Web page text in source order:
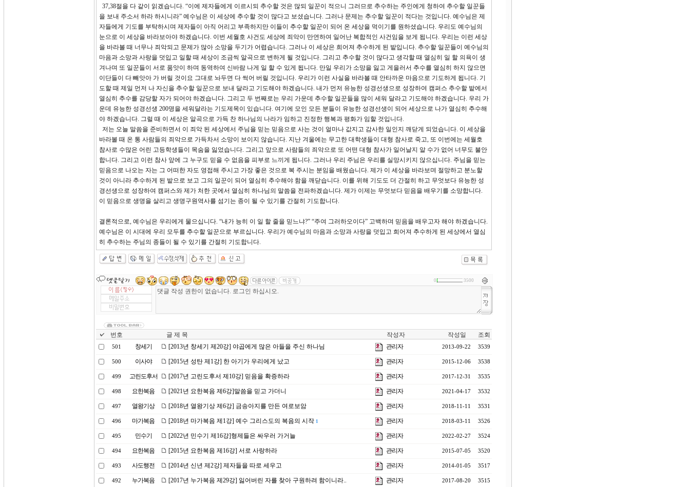
37,38절을 다 같이 읽겠습니다. “이에 제자들에게 이르시되 추수할 것은 많되 일꾼이 적으니 그러므로 추수하는 주인에게 청하여 추수할 일꾼들
을 보내 주소서 하라 하시니라” 예수님은 이 세상에 추수할 것이 많다고 보셨습니다. 그러나 문제는 추수할 일꾼이 적다는 것입니다. 예수님은 제
자들에게 기도를 부탁하시며 제자들이 아직 어리고 부족하지만 이들이 추수할 일꾼이 되어 온 세상을 먹이기를 원하셨습니다. 우리도 예수님의
눈으로 이 세상을 바라보아야 하겠습니다. 이번 세월호 사건도 세상에 죄악이 만연하여 일어난 복합적인 사건임을 보게 됩니다. 우리는 이런 세상
을 바라볼 때 너무나 죄악되고 문제가 많아 소망을 두기가 어렵습니다. 그러나 이 세상은 희어져 추수하게 된 밭입니다. 추수할 일꾼들이 예수님의
마음과 소망과 사랑을 덧입고 일할 때 세상이 조금씩 알곡으로 변하게 될 것입니다. 그리고 추수할 것이 많다고 생각할 때 열심히 일 할 의욕이 생
겨나며 또 일꾼들이 서로 품앗이 하며 동역하여 신바람 나게 일 할 수 있게 됩니다. 만일 우리가 소망을 잃고 게을러서 추수를 열심히 하지 않으면
이단들이 다 빼앗아 가 버릴 것이요 그대로 놔두면 다 썩어 버릴 것입니다. 우리가 이런 사실을 바라볼 때 안타까운 마음으로 기도하게 됩니다. 기
도할 때 제일 먼저 나 자신을 추수할 일꾼으로 보내 달라고 기도해야 하겠습니다. 내가 먼저 유능한 성경선생으로 성장하여 캠퍼스 추수할 밭에서
열심히 추수를 감당할 자가 되어야 하겠습니다. 그리고 두 번째로는 우리 가운데 추수할 일꾼들을 많이 세워 달라고 기도해야 하겠습니다. 우리 가
운데 유능한 성경선생 200명을 세워달라는 기도제목이 있습니다. 여기에 모인 모든 분들이 유능한 성경선생이 되어 세상으로 나가 열심히 추수해
야 하겠습니다. 그럴 때 이 세상은 알곡으로 가득 찬 하나님의 나라가 임하고 진정한 행복과 평화가 임할 것입니다.
저는 오늘 말씀을 준비하면서 이 죄악 된 세상에서 주님을 믿는 믿음으로 사는 것이 얼마나 값지고 감사한 일인지 깨닫게 되었습니다. 이 세상을
바라볼 때 온 통 사람들의 죄악으로 가득차서 소망이 보이지 않습니다. 지난 겨울에는 무고한 대학생들이 대형 참사로 죽고, 또 이번에는 세월호
참사로 수많은 어린 고등학생들이 목숨을 잃었습니다. 그리고 앞으로 사람들의 죄악으로 또 어떤 대형 참사가 일어날지 알 수가 없어 너무도 불안
합니다. 그리고 이런 참사 앞에 그 누구도 믿을 수 없음을 피부로 느끼게 됩니다. 그러나 우리 주님은 우리를 실망시키지 않으십니다. 주님을 믿는
믿음으로 나오는 자는 그 어떠한 자도 영접해 주시고 가장 좋은 것으로 복 주시는 분임을 배웠습니다. 제가 이 세상을 바라보며 절망하고 분노할
것이 아니라 추수하게 된 밭으로 보고 그의 일꾼이 되어 열심히 추수해야 함을 깨닫습니다. 이를 위해 기도도 더 간절히 하고 무엇보다 유능한 성
경선생으로 성장하여 캠퍼스와 제가 처한 곳에서 열심히 하나님의 말씀을 전파하겠습니다. 제가 이제는 무엇보다 믿음을 배우기를 소망합니다.
이 믿음으로 생명을 살리고 생명구원역사를 섬기는 종이 될 수 있기를 간절히 기도합니다.
결론적으로, 예수님은 우리에게 물으십니다. “내가 능히 이 일 할 줄을 믿느냐?” “주여 그러하오이다” 고백하며 믿음을 배우고자 해야 하겠습니다.
예수님은 이 시대에 우리 모두를 추수할 일꾼으로 부르십니다. 우리가 예수님의 마음과 소망과 사랑을 덧입고 희어져 추수하게 된 세상에서 열심
히 추수하는 주님의 종들이 될 수 있기를 간절히 기도합니다.
0 3500
번호 글 제 목 작성자 작성일 조회
501 창세기 [2013년 창세기 제20강] 야곱에게 많은 아들을 주신 하나님 관리자 2013-09-22 3539
500 이사야 [2015년 성탄 제1강] 한 아기가 우리에게 났고 관리자 2015-12-06 3538
499 고린도후서 [2017년 고린도후서 제10강] 믿음을 확증하라 관리자 2017-12-31 3535
498 요한복음 [2021년 요한복음 제6강]말씀을 믿고 가더니 관리자 2021-04-17 3532
497 열왕기상 [2018년 열왕기상 제6강] 금송아지를 만든 여로보암 관리자 2018-11-11 3531
496 마가복음 [2018년 마가복음 제1강] 예수 그리스도의 복음의 시작 1 관리자 2018-03-11 3526
495 민수기 [2022년 민수기 제16강]형제들은 싸우러 가거늘 관리자 2022-02-27 3524
494 요한복음 [2015년 요한복음 제16강] 서로 사랑하라 관리자 2015-07-05 3520
493 사도행전 [2014년 신년 제2강] 제자들을 따로 세우고 관리자 2014-01-05 3517
492 누가복음 [2017년 누가복음 제29강] 잃어버린 자를 찾아 구원하려 함이니라.. 관리자 2017-08-20 3515